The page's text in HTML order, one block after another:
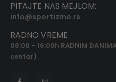
PITAJTE NAS MEJLOM:
info@sportizmo.rs
RADNO VREME
08:00 - 16:00h RADNIM
centar)